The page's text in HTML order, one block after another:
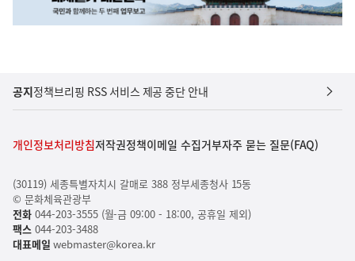
공지정책브리핑 RSS 서비스 제공 중단 안내
개인정보처리방침저작권정책이메일 수집거부자주 묻는 질문(FAQ)
(30119) 세종특별자치시 갈매로 388 정부세종청사 15동
© 문화체육관광부
전화044-203-3555 (월-금 09:00 - 18:00, 공휴일 제외)
팩스044-203-3488
대표메일 webmaster@korea.kr